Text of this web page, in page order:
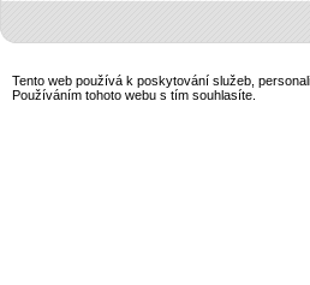
Tento web používá k poskytování služeb,
Používáním tohoto webu s tím souhlasíte.